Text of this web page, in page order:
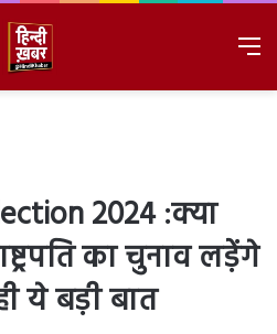
2024 :क्या
का चुनाव लड़ेंगे
ये बड़ी बात